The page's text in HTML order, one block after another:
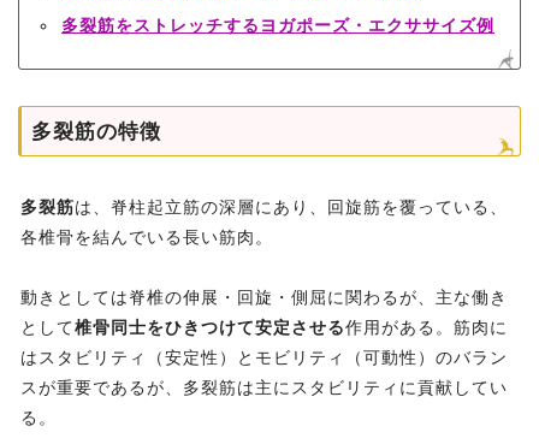
多裂筋をストレッチするヨガポーズ・エクササイズ例
多裂筋の特徴
多裂筋は、脊柱起立筋の深層にあり、回旋筋を覆っている、
各椎骨を結んでいる長い筋肉。
動きとしては脊椎の伸展・回旋・側屈に関わるが、主な働き
として椎骨同士をひきつけて安定させる作用がある。筋肉に
はスタビリティ（安定性）とモビリティ（可動性）のバラン
スが重要であるが、多裂筋は主にスタビリティに貢献してい
る。